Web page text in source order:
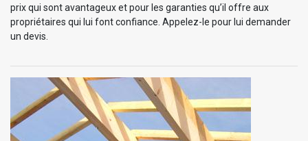
prix qui sont avantageux et pour les garanties qu’il offre aux
propriétaires qui lui font confiance. Appelez-le pour lui demander
un devis.